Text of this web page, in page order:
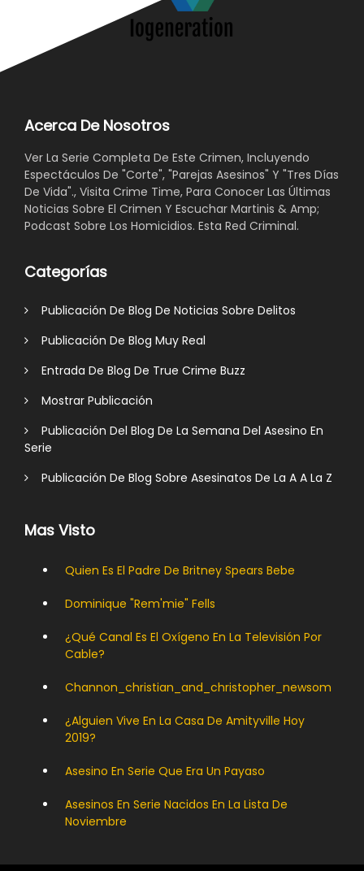
Acerca De Nosotros
Ver La Serie Completa De Este Crimen, Incluyendo
Espectáculos De "Corte", "Parejas Asesinos" Y "Tres Días
De Vida"., Visita Crime Time, Para Conocer Las Últimas
Noticias Sobre El Crimen Y Escuchar Martinis & Amp;
Podcast Sobre Los Homicidios. Esta Red Criminal.
Categorías
Publicación De Blog De Noticias Sobre Delitos
Publicación De Blog Muy Real
Entrada De Blog De True Crime Buzz
Mostrar Publicación
Publicación Del Blog De La Semana Del Asesino En
Serie
Publicación De Blog Sobre Asesinatos De La A A La Z
Mas Visto
Quien Es El Padre De Britney Spears Bebe
Dominique "rem'mie" Fells
¿Qué Canal Es El Oxígeno En La Televisión Por
Cable?
Channon_christian_and_christopher_newsom
¿Alguien Vive En La Casa De Amityville Hoy
2019?
Asesino En Serie Que Era Un Payaso
Asesinos En Serie Nacidos En La Lista De
Noviembre